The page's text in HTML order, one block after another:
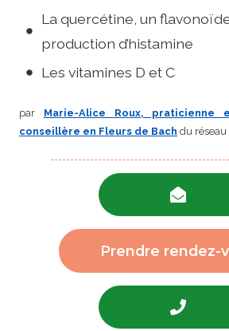
La quercétine, un
production d’histamine
Les vitamines D et C
par Marie-Alice Roux, praticienne
conseillère en Fleurs de Bach du réseau
Prendre rendez-